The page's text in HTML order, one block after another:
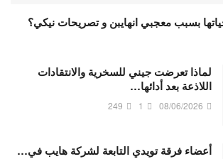
بسبب معجبي انهايبن و تصريحات نيكي؟
لماذا تعرضت جيني للسخرية والانتقادات
اللاذعة بعد أدائها…
08/06/2026
1
249
أعضاء فرقة تويدي التابعة لشركة هايب في…